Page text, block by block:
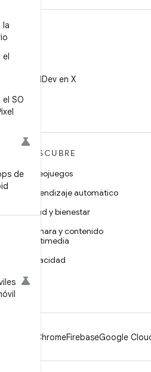
la
el
SO
de
@AndroidDev en X
DESCUBRE
Videojuegos
Aprendizaje automático
Salud y bienestar
Cámara y contenido
multimedia
Privacidad
5G
ChromeFirebaseGoogle